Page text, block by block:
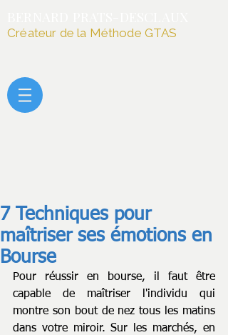
Créateur de la Méthode GTAS
7 Techniques pour
maîtriser ses émotions en
Bourse
Pour réussir en bourse, il faut être
capable de maîtriser l'individu qui
montre son bout de nez tous les matins
dans votre miroir. Sur les marchés, en